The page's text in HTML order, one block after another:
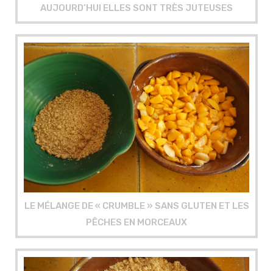
AUJOURD’HUI ELLES SONT TRÈS JUTEUSES
LE MÉLANGE DE « CRUMBLE » SANS GLUTEN ET LES
PÊCHES EN MORCEAUX